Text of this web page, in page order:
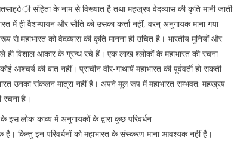
संहिता के नाम से विख्यात है तथा महख्रष वेदव्यास की कृति मानी जाती
में ही वैशम्पायन और सौति को उसका कर्त्ता नहीं, वरन् अनुगायक माना गया
से महाभारत को वेदव्यास की कृति मानना ही उचित है। भारतीय मुनियों और
ही विशाल आकार के ग्रन्थ रचे हैं। एक लाख श्लोकों के महाभारत की रचना
आश्चर्य की बात नहीं। प्राचीन वीर-गाथायें महाभारत की पूर्ववर्ती हो सकती
उनका संकलन मात्रा नहीं है। अपने मूल रूप में महाभारत सम्भवत: महख्रष
रचना है।
इस लोक-काव्य में अनुगायकों के द्वारा कुछ परिवर्धन
है। किन्तु इन परिवर्धनों को महाभारत के संस्करण माना आवश्यक नहीं है।